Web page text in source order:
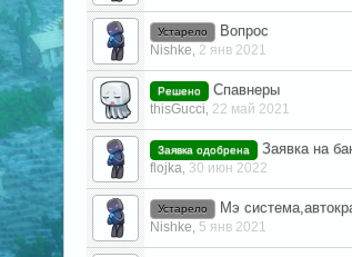
Устарело Вопрос
Nishke 2 янв 2021
Решено Спавнеры
thisGucci 22 май 2021
Заявка одобрена Заявка на
flojka 30 июн 2022
Устарело Мэ
Nishke 5 янв 2021